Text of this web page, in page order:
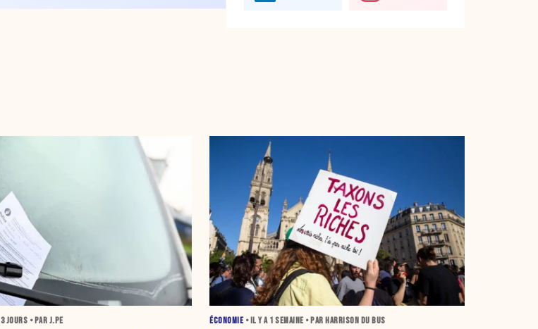
3 JOURS • PAR J.PE ÉCONOMIE • IL Y A 1 SEMAINE • PAR HARRISON DU BUS